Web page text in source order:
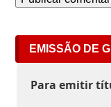
EMISSÃO DE
Para emitir